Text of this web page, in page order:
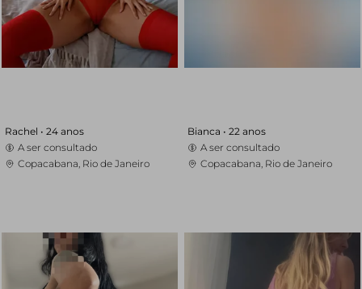
Rachel • 24 anos
A ser consultado
Copacabana, Rio de Janeiro
Bianca • 22 anos
A ser consultado
Copacabana, Rio de Janeiro